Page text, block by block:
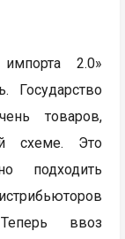
2.0»
Государство
товаров,
схеме. Это
подходить
ввоз